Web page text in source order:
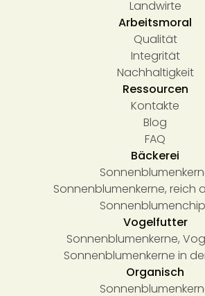
Landwirte
Arbeitsmoral
Qualität
Integrität
Nachhaltigkeit
Ressourcen
Kontakte
Blog
FAQ
Bäckerei
Sonnenblumenkerne, reich
Vogelfutter
Sonnenblumenkerne,
Sonnenblumenkerne in
Organisch